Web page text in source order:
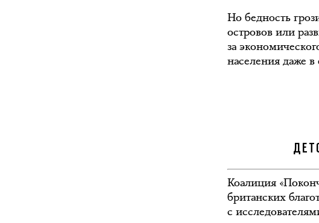
Но бедность
островов или
за
населения даже в
Коалиция
британских
с